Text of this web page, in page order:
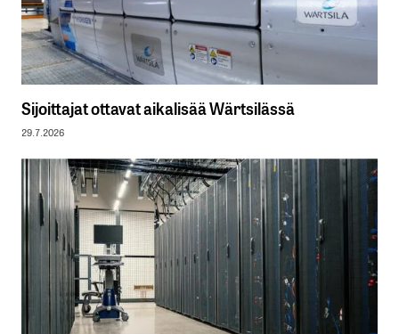
Sijoittajat ottavat aikalisää Wärtsilässä
29.7.2026